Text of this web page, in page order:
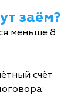
заём?
меньше 8
счёт